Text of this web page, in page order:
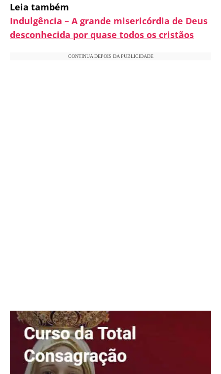
Leia também
Indulgência – A grande misericórdia de Deus
desconhecida por quase todos os cristãos
CONTINUA DEPOIS DA PUBLICIDADE